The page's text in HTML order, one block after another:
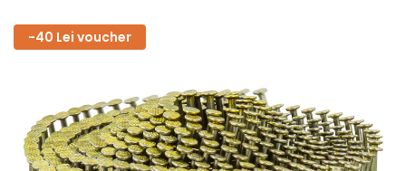
-40 Lei voucher